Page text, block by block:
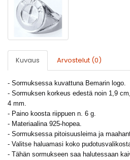
Kuvaus Arvostelut (0)
- Sormuksessa kuvattuna Bemarin logo.
- Sormuksen korkeus edestä noin 1,9
4 mm.
- Paino koosta riippuen n. 6 g.
- Materiaalina 925-hopea.
- Sormuksessa pitoisuusleima ja
- Valitse haluamasi koko
- Tähän sormukseen saa halutessaan